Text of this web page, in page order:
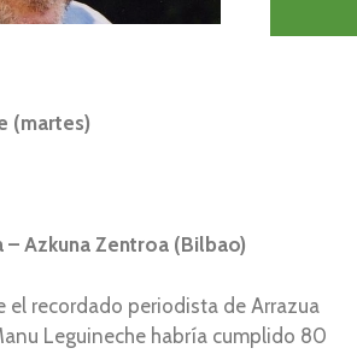
(martes)
– Azkuna Zentroa (Bilbao)
el recordado periodista de Arrazua
Leguineche habría cumplido 80